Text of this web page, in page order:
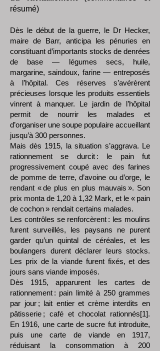
résumé)
Dès le début de la guerre, le Dr Hecker,
maire de Barr, anticipa les pénuries en
constituant d’importants stocks de denrées
de base — légumes secs, huile,
margarine, saindoux, farine — entreposés
à l’hôpital. Ces réserves s’avérèrent
précieuses lorsque les produits essentiels
vinrent à manquer. Le jardin de l’hôpital
permit de nourrir les malades et
d’organiser une soupe populaire accueillant
jusqu’à 300 personnes.
Mais dès 1915, la situation s’aggrava. Le
rationnement se durcit : le pain fut
progressivement coupé avec des farines
de pomme de terre, d’avoine ou d’orge, le
rendant « de plus en plus mauvais ». Son
prix monta de 1,20 à 1,32 Mark, et le « pain
de cochon » rendait certains malades.
Les contrôles se renforcèrent : les moulins
furent surveillés, les paysans ne purent
garder qu’un quintal de céréales, et les
boulangers durent déclarer leurs stocks.
Les prix de la viande furent fixés, et des
jours sans viande imposés.
Dès 1915, apparurent les cartes de
rationnement : pain limité à 250 grammes
par jour ; lait entier et crème interdits en
pâtisserie ; café et chocolat rationnés[1].
En 1916, une carte de sucre fut introduite,
puis une carte de viande en 1917,
réduisant la consommation à 200